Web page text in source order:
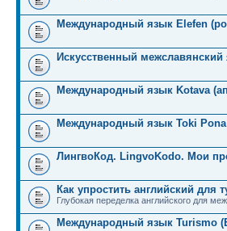
Международный язык Elefen
Искусственный
Международный язык Kotava
Международный язык Toki
ЛингвоКод. LingvoKodo. Мои
Как упростить английский для
Глубокая переделка английского для
Международный язык Turismo